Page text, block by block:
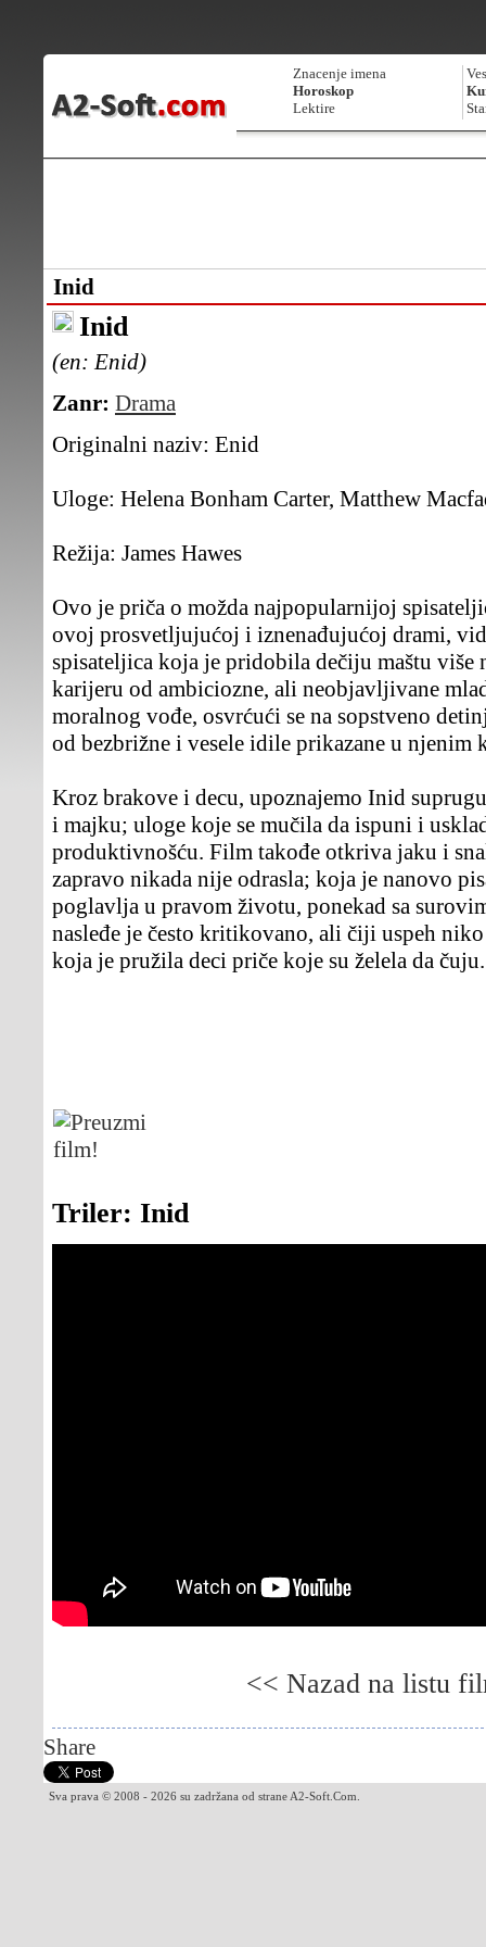
Znacenje imena
Horoskop
Lektire
Inid
Inid
(en: Enid)
Zanr: Drama
Originalni naziv: Enid
Uloge: Helena Bonham Carter, Matthew
Režija: James Hawes
Ovo je priča o možda najpopularnijoj
ovoj prosvetljujućoj i iznenađujućoj drami,
spisateljica koja je pridobila dečiju maštu
karijeru od ambiciozne, ali neobjavljivane
moralnog vođe, osvrćući se na sopstveno
od bezbrižne i vesele idile prikazane u njenim
Kroz brakove i decu, upoznajemo Inid
i majku; uloge koje se mučila da ispuni i
produktivnošću. Film takođe otkriva jaku i
zapravo nikada nije odrasla; koja je nanovo
poglavlja u pravom životu, ponekad sa
nasleđe je često kritikovano, ali čiji uspeh
koja je pružila deci priče koje su želela da čuju.
Triler: Inid
<< Nazad na listu
Share
Sva prava © 2008 - 2026 su zadržana od strane A2-Soft.Com.